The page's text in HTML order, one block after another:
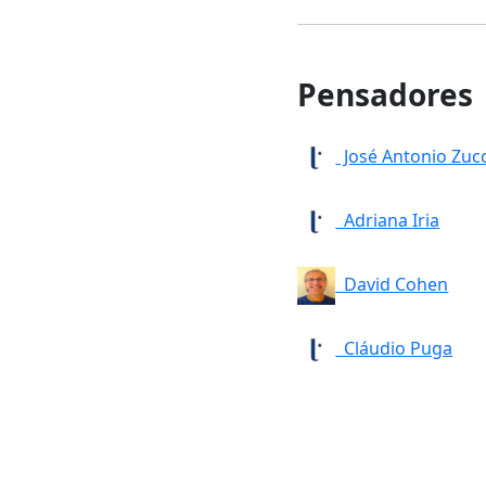
Pensadores
José Antonio
Adriana Iria
David Cohen
Cláudio Puga